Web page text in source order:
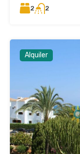
2 2
Alquiler